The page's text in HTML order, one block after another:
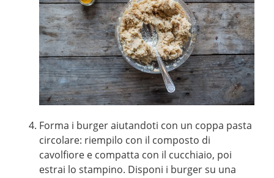
Forma i burger aiutandoti con un coppa pasta
circolare: riempilo con il composto di
cavolfiore e compatta con il cucchiaio, poi
estrai lo stampino. Disponi i burger su una